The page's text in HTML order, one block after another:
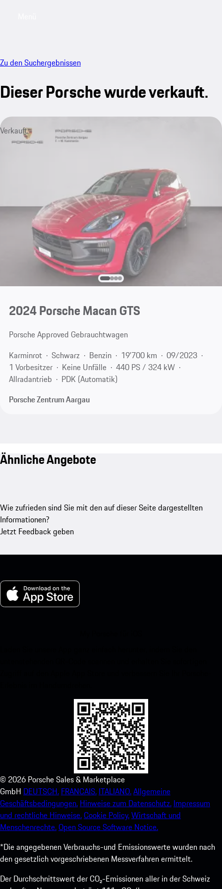
Zu den Suchergebnissen
Dieser Porsche wurde verkauft.
Verkauft
2024 Porsche Macan GTS
Porsche Approved Gebrauchtwagen
Karminrot
Schwarz Benzin 19'700 km
09/2023
1 Vorbesitzer
Keine Unfälle
440 PS / 324 kW
Allradantrieb
PDK (Automatik)
Porsche Zentrum Aargau
Ähnliche Angebote
Wie zufrieden sind Sie mit den auf dieser Seite dargestellten
Informationen?
Jetzt Feedback geben
© 2026 Porsche Sales & Marketplace
GmbH DEUTSCH. FRANCAIS. ITALIANO.Allgemeine
Geschäftsbedingungen. Hinweise zum Datenschutz. Impressum
und rechtliche Hinweise.Cookie Policy.Wirtschaft und
Menschenrechte.Open Source Software Notice.
*Die angegebenen Verbrauchs-und Emissionswerte wurden nach
den gesetzlich vorgeschriebenen Messverfahren ermittelt.
Der Durchschnittswert der CO₂-Emissionen aller in der Schweiz